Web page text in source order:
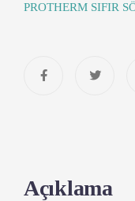
PROTHERM SIFIR
Açıklama